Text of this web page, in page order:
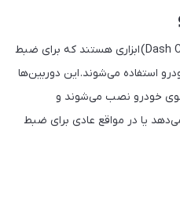
دوربین‌های ثبت وقایع خودرو (Dash Cam) ابزاری هستند که برای ضبط
استفاده می‌شوند. این دوربین‌ها
خودرو نصب می‌شوند و
یا در مواقع عادی برای ضبط